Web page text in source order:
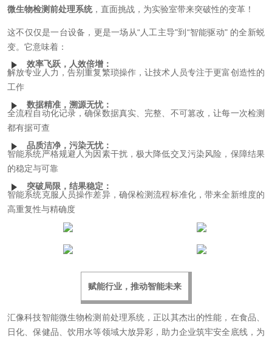
微生物检测前处理系统，直面挑战，为实验室带来突破性的变革！
这不仅仅是一台设备，更是一场从“人工主导"到“智能驱动" 的全新蜕
变。它意味着：
效率飞跃，人效倍增 ：
解放专业人力，告别重复繁琐操作，让技术人员专注于更富创造性的
工作
数据精准，溯源无忧：
全流程自动化记录，确保数据真实、完整、不可篡改，让每一次检测
都有据可查
品质洁净，污染无忧：
智能系统严格规避人为因素干扰，极大降低交叉污染风险，保障结果
的稳定与可靠
突破局限，结果稳定 ：
智能系统克服人员操作差异，确保检测流程标准化，带来全新维度的
高重复性与精确度
赋能行业，推动智能未来
汇像科技智能微生物检测前处理系统，正以其杰出的性能，在食品、
日化、保健品、饮用水等领域大放异彩，助力企业筑牢安全底线，为